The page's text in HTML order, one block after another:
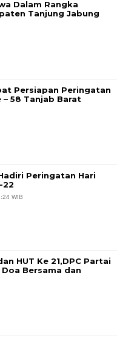
Dalam Rangka
Tanjung Jabung
Persiapan Peringatan
– 58 Tanjab Barat
Peringatan Hari
22
WIB
HUT Ke 21,DPC Partai
Bersama dan